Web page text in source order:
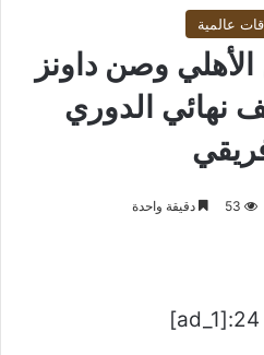
عالمية
وصن داونز
نهائي الدوري
53 دقيقة واحدة